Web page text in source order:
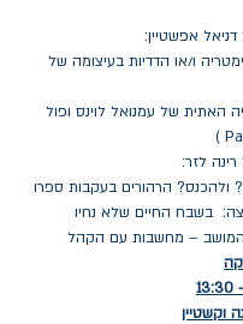
ו/או הדדיות בעיצומה של
האתית של עמנואל לוינס ופול
הרהורים בעקבות ספרו
בשבח החיים שלא נחיו
וקשטיין